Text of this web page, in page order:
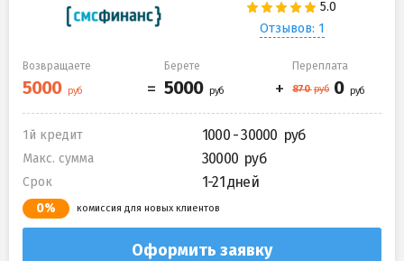
Отзывов: 1
Возвращаете Берете Переплата
1й кредит 1000 - 30000
Макс. сумма 30000
Срок 1-21 дней
0% комиссия для новых клиентов
Оформить заявку